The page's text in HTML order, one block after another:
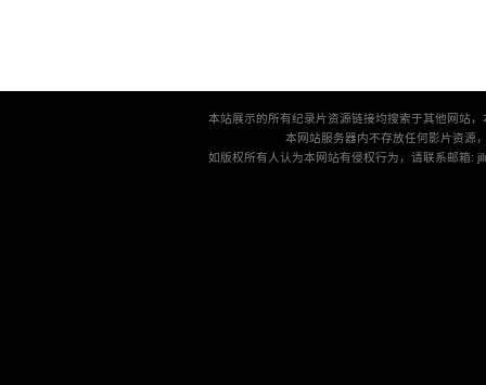
本站展示的所有纪录片资源链接均搜索于其他网站
本网站服务器内不存放任何影片资源
如版权所有人认为本网站有侵权行为，请联系邮箱: